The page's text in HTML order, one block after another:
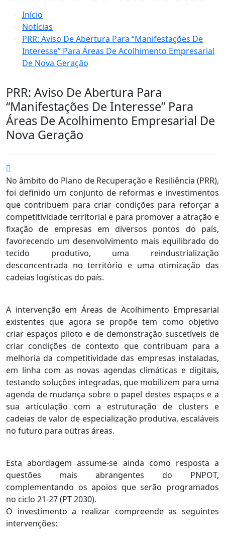
Início
Notícias
PRR: Aviso De Abertura Para “Manifestações De
Interesse” Para Áreas De Acolhimento Empresarial
De Nova Geração
PRR: Aviso De Abertura Para
“Manifestações De Interesse” Para
Áreas De Acolhimento Empresarial De
Nova Geração
No âmbito do Plano de Recuperação e Resiliência (PRR),
foi definido um conjunto de reformas e investimentos
que contribuem para criar condições para reforçar a
competitividade territorial e para promover a atração e
fixação de empresas em diversos pontos do país,
favorecendo um desenvolvimento mais equilibrado do
tecido produtivo, uma reindustrialização
desconcentrada no território e uma otimização das
cadeias logísticas do país.
A intervenção em Áreas de Acolhimento Empresarial
existentes que agora se propõe tem como objetivo
criar espaços piloto e de demonstração suscetíveis de
criar condições de contexto que contribuam para a
melhoria da competitividade das empresas instaladas,
em linha com as novas agendas climáticas e digitais,
testando soluções integradas, que mobilizem para uma
agenda de mudança sobre o papel destes espaços e a
sua articulação com a estruturação de clusters e
cadeias de valor de especialização produtiva, escaláveis
no futuro para outras áreas.
Esta abordagem assume-se ainda como resposta a
questões mais abrangentes do PNPOT,
complementando os apoios que serão programados
no ciclo 21-27 (PT 2030).
O investimento a realizar compreende as seguintes
intervenções: